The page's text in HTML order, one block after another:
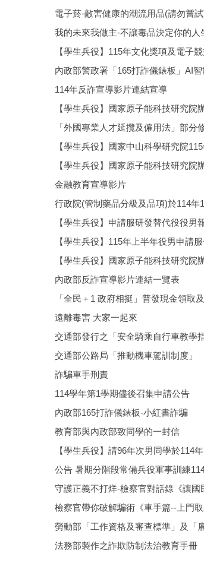
電子菸-敵害健康的潮流用品(請勿嘗
我的未來我做主-不讓毒品決定你的人
【學生兵役】115年文化獎項及電子
內政部警政署「165打詐儀錶板」AI
114年反詐宣導影片連結宣導
【學生兵役】國家原子能科技研究
「外國專業人才延攬及僱用法」部分
【學生兵役】國家中山科學研究院
【學生兵役】國家原子能科技研究院
金融教育宣導影片
行政院(管制藥品分級及品項)於114
【學生兵役】申請服研發替代役役男
【學生兵役】115年上半年役男申請
【學生兵役】國家原子能科技研究院
內政部反詐宣導影片連結一覽表
「全民＋1 政府相挺」普發現金領取
遠離毒害 大家一起來
交通部發行之「安全騎乘自行車教學
交通部公路局「推動機車駕訓制度」
詐騙車手刑責
114學年第1學期儘後召集申請公告
內政部165打詐儀錶板-小紅書詐騙
教育部與內政部致同學的一封信
【學生兵役】請96年次男同學於114
公告 暑期分階段常備兵役軍事訓練
守護正義不打烊-檢察官對話錄《讓國
檢察官帶你破解騙術《車手篇--上門取
勞動部「工作資格及審查標準」及「
法務部製作之詐欺防制法治教育手冊